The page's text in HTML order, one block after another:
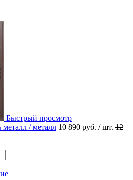
Быстрый просмотр
/ металл 10 890 руб. / шт. 12